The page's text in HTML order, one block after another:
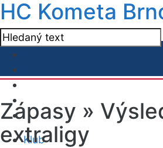
HC Kometa
Klub
Zápasy »
extraligy